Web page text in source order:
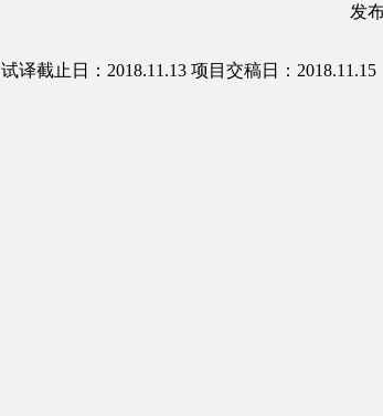
发
试译截止日：2018.11.13 项目交稿日：2018.11.15